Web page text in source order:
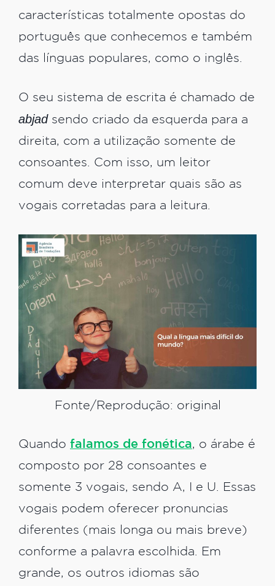
características totalmente opostas do
português que conhecemos e também
das línguas populares, como o inglês.
O seu sistema de escrita é chamado de
abjad sendo criado da esquerda para a
direita, com a utilização somente de
consoantes. Com isso, um leitor
comum deve interpretar quais são as
vogais corretadas para a leitura.
Fonte/Reprodução: original
Quando falamos de fonética, o árabe é
composto por 28 consoantes e
somente 3 vogais, sendo A, I e U. Essas
vogais podem oferecer pronuncias
diferentes (mais longa ou mais breve)
conforme a palavra escolhida. Em
grande, os outros idiomas são